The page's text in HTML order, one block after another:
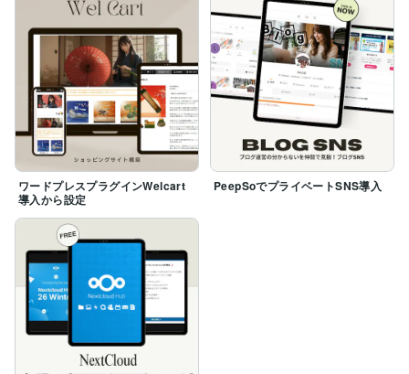
ワードプレスプラグインWelcart
導入から設定
PeepSoでプライベートSNS導入